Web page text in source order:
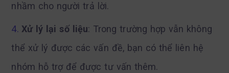
nhầm cho người trả lời.
Xử lý lại số liệu: Trong trường hợp vẫn không
thể xử lý được các vấn đề, bạn có thể liên hệ
nhóm hỗ trợ để được tư vấn thêm.